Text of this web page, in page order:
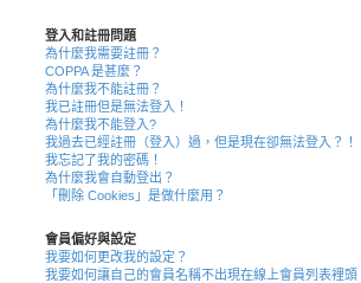
登入和註冊問題
為什麼我需要註冊？
COPPA 是甚麼？
為什麼我不能註冊？
我已註冊但是無法登入！
為什麼我不能登入?
我過去已經註冊（登入）過，但是現在卻無法登入？！
我忘記了我的密碼！
為什麼我會自動登出？
「刪除 Cookies」是做什麼用？
會員偏好與設定
我要如何更改我的設定？
我要如何讓自己的會員名稱不出現在線上會員列表裡頭